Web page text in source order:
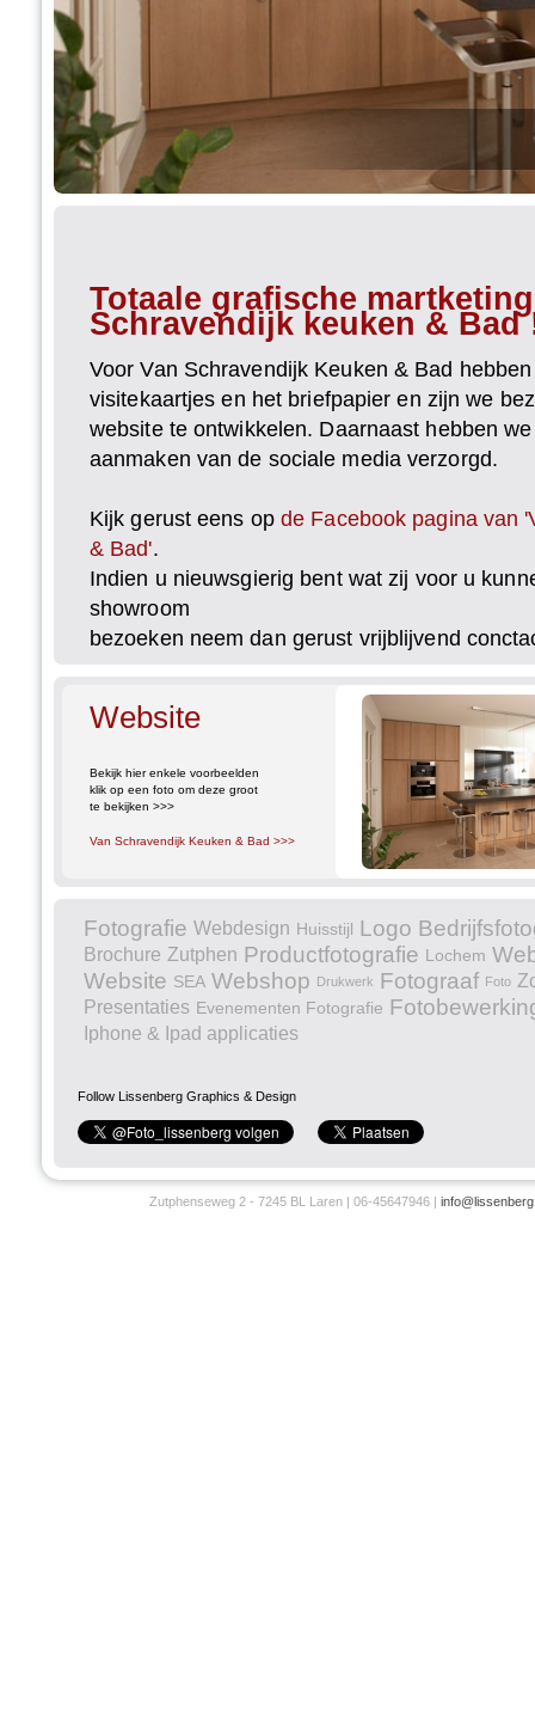
Totaale grafische
Schravendijk keuken & Bad
Voor Van Schravendijk Keuken & Bad
visitekaartjes en het briefpapier en zijn we
website te ontwikkelen. Daarnaast hebben
aanmaken van de sociale media verzorgd.
Kijk gerust eens opde Facebook pagina van
& Bad'.
Indien u nieuwsgierig bent wat zij voor u
showroom
bezoeken neem dan gerust vrijblijvend
Website
Bekijk hier enkele voorbeelden
klik op een foto om deze groot
te bekijken >>>
Van Schravendijk Keuken & Bad >>>
Fotografie Webdesign Huisstijl Logo
Brochure Zutphen Productfotografie Lochem
Website SEA Webshop Drukwerk Fotograaf Foto
Presentaties Evenementen Fotografie
Iphone & Ipad applicaties
Follow Lissenberg Graphics & Design
Zutphenseweg 2 - 7245 BL Laren | 06-45647946 |